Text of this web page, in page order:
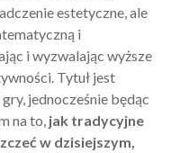
estetyczne, ale
i
i wyzwalając wyższe
Tytuł jest
jednocześnie będąc
na to, jak tradycyjne
w dzisiejszym,